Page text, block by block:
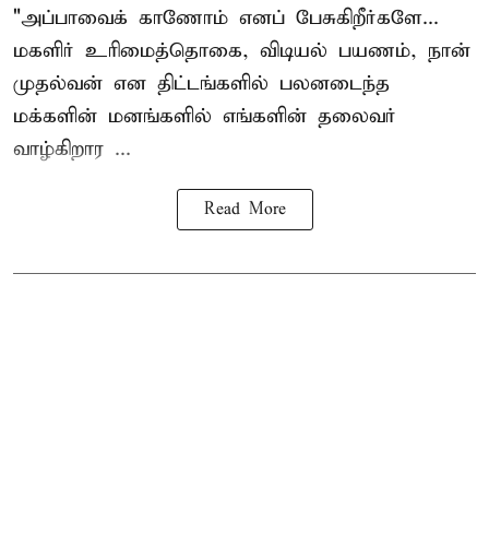
"அப்பாவைக் காணோம் எனப் பேசுகிறீர்களே...
மகளிர் உரிமைத்தொகை, விடியல் பயணம், நான்
முதல்வன் என திட்டங்களில் பலனடைந்த
மக்களின் மனங்களில் எங்களின் தலைவர்
வாழ்கிறார ...
Read More